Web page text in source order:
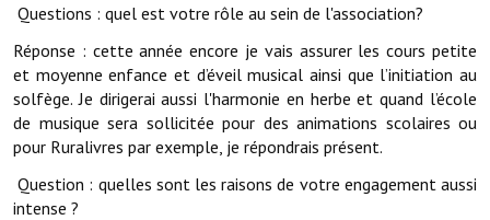
Démarches administratives
Urbanisme
Biens à louer
Terrains et maisons à vendre
Etablissements scolaires
Questions : quel est votre rôle au sein de l'association?
Réponse : cette année encore je vais assurer les cours petite
et moyenne enfance et d’éveil musical ainsi que l’initiation au
solfège. Je dirigerai aussi l'harmonie en herbe et quand l’école
de musique sera sollicitée pour des animations scolaires ou
pour Ruralivres par exemple, je répondrais présent.
Question : quelles sont les raisons de votre engagement aussi
intense ?